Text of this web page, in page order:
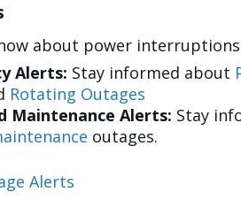
about power
Alerts: Stay informed about
Rotating Outages
Maintenance Alerts: Stay
outages.
Alerts